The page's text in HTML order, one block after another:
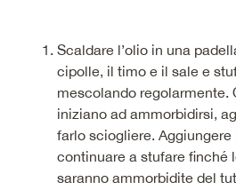
Scaldare l’olio in una
cipolle, il timo e il sale e
mescolando regolarmente.
iniziano ad ammorbidirsi,
farlo sciogliere.
continuare a stufare finché
saranno ammorbidite del